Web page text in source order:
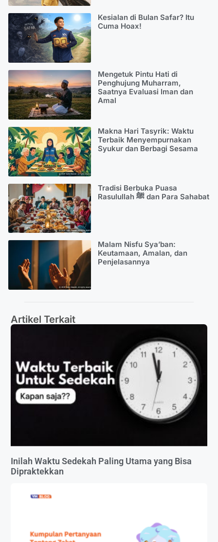
Kesialan di Bulan Safar? Itu
Cuma Hoax!
Mengetuk Pintu Hati di
Penghujung Muharram,
Saatnya Evaluasi Iman dan
Amal
Makna Hari Tasyrik: Waktu
Terbaik Menyempurnakan
Syukur dan Berbagi Sesama
Tradisi Berbuka Puasa
Rasulullah ﷺ dan Para Sahabat
Malam Nisfu Sya’ban:
Keutamaan, Amalan, dan
Penjelasannya
Artikel Terkait
Inilah Waktu Sedekah Paling Utama yang Bisa
Dipraktekkan